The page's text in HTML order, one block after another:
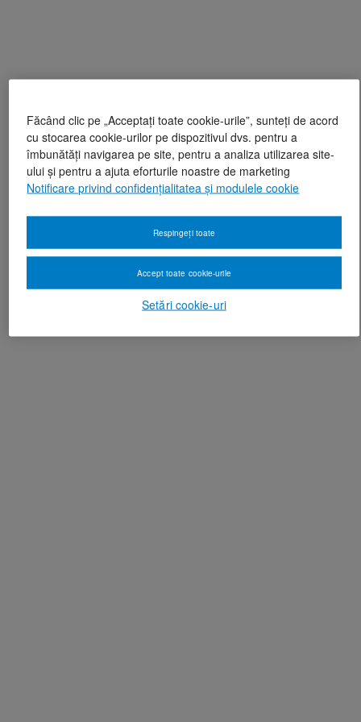
Făcând clic pe „Acceptați toate cookie-urile”, sunteți de acord
cu stocarea cookie-urilor pe dispozitivul dvs. pentru a
îmbunătăți navigarea pe site, pentru a analiza utilizarea site-
ului și pentru a ajuta eforturile noastre de marketing
Notificare privind confidențialitatea și modulele cookie
Setări cookie-uri
Respingeți toate
Accept toate cookie-urile